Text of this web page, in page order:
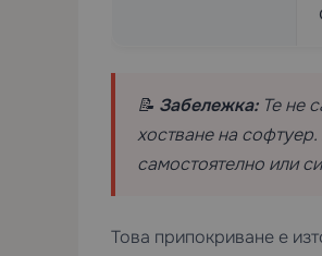
📝 Забележка:Те не
хостване на
самостоятелно или
Това припокриване е